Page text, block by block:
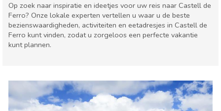
Op zoek naar inspiratie en ideetjes voor uw reis naar Castell de
Ferro? Onze lokale experten vertellen u waar u de beste
bezienswaardigheden, activiteiten en eetadresjes in Castell de
Ferro kunt vinden, zodat u zorgeloos een perfecte vakantie
kunt plannen.
Eten & Restaurants
Kind & Familie
Lokale evenementen
Museum & Kunst